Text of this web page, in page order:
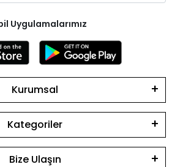
Uygulamalarımız
Kurumsal
Kategoriler
Bize Ulaşın